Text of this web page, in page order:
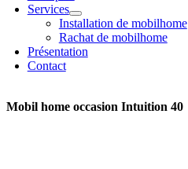
Services
Installation de mobilhome
Rachat de mobilhome
Présentation
Contact
Mobil home occasion Intuition 40